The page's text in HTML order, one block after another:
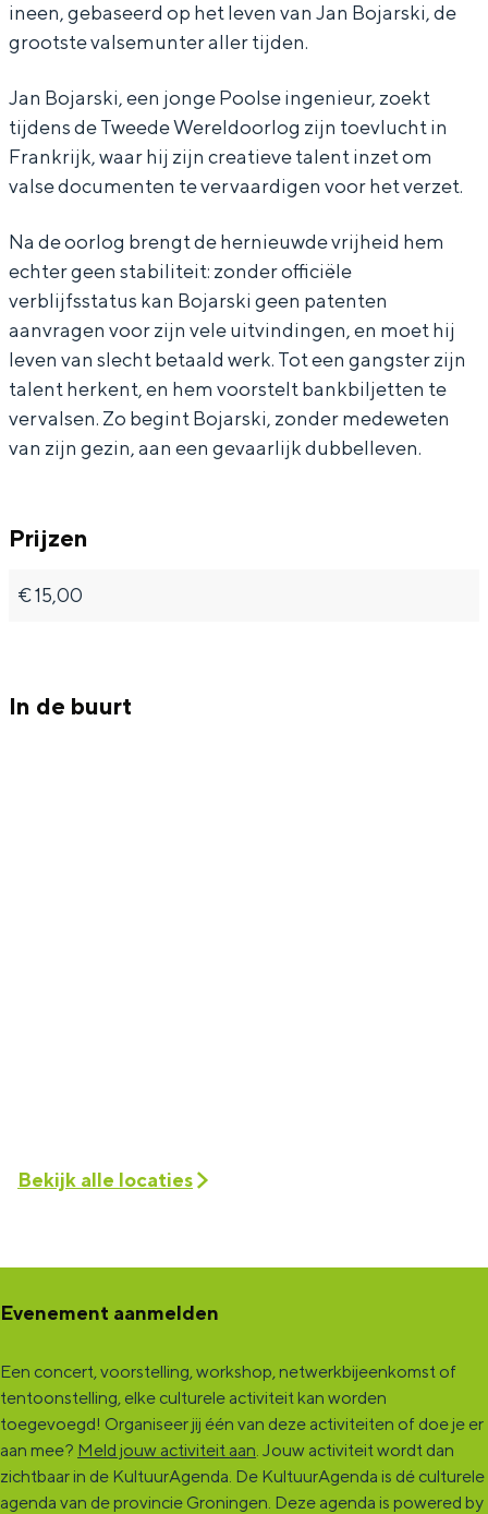
B
o
j
a
r
s
i
r
e
B
o
j
a
s
k
i
i
r
e
B
o
j
a
r
s
k
i
B
o
j
a
r
s
k
i
a
i
r
e
B
o
a
r
s
k
ineen, gebaseerd op het leven van Jan Bojarski, de
grootste valsemunter aller tijden.
Jan Bojarski, een jonge Poolse ingenieur, zoekt
tijdens de Tweede Wereldoorlog zijn toevlucht in
Frankrijk, waar hij zijn creatieve talent inzet om
valse documenten te vervaardigen voor het verzet.
Na de oorlog brengt de hernieuwde vrijheid hem
echter geen stabiliteit: zonder officiële
verblijfsstatus kan Bojarski geen patenten
aanvragen voor zijn vele uitvindingen, en moet hij
leven van slecht betaald werk. Tot een gangster zijn
talent herkent, en hem voorstelt bankbiljetten te
vervalsen. Zo begint Bojarski, zonder medeweten
van zijn gezin, aan een gevaarlijk dubbelleven.
Prijzen
€ 15,00
In de buurt
Bekijk alle locaties
Evenement aanmelden
Een concert, voorstelling, workshop, netwerkbijeenkomst of
tentoonstelling, elke culturele activiteit kan worden
toegevoegd! Organiseer jij één van deze activiteiten of doe je er
aan mee? Meld jouw activiteit aan. Jouw activiteit wordt dan
zichtbaar in de KultuurAgenda. De KultuurAgenda is dé culturele
agenda van de provincie Groningen. Deze agenda is powered by